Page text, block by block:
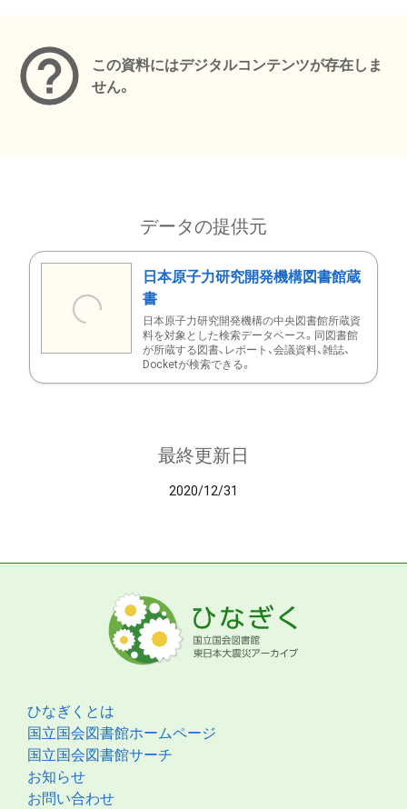
この資料にはデジタルコンテンツが存在しま
せん。
データの提供元
日本原子力研究開発機構図書館蔵
書
日本原子力研究開発機構の中央図書館所蔵資
料を対象とした検索データベース。同図書館
が所蔵する図書、レポート、会議資料、雑誌、
Docketが検索できる。
最終更新日
2020/12/31
ひなぎくとは
国立国会図書館ホームページ
国立国会図書館サーチ
お知らせ
お問い合わせ